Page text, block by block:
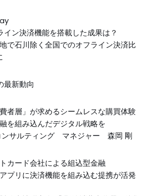
イン決済機能を搭載した成果は？
で石川除く全国でのオフライン決済比
新動向
者層」が求めるシームレスな購買体験
を組み込んだデジタル戦略を
ンサルティング マネジャー 森岡 剛
カード会社による組込型金融
プリに決済機能を組み込む提携が活発